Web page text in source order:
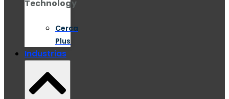
Technology
Cerca
Plus
Industrias